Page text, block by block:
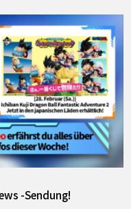
-Sendung!